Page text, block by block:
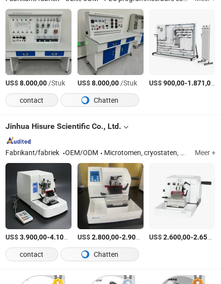
US$8.000,00/Stuk US$8.000,00/Stuk US$900,00-1.871,00 /
contact
Chatten
Jinhua Hisure Scientific Co., Ltd.
Fabrikant/fabriek OEM/ODM Microtomen, cryostaten, weefselinbeddingssystemen, kleuringen, weefselverwerkers en hun accessoires Meer +
US$3.900,00-4.100,00 /sets
US$2.800,00-2.900,00 /sets
US$2.600,00-2.650,00
contact
Chatten